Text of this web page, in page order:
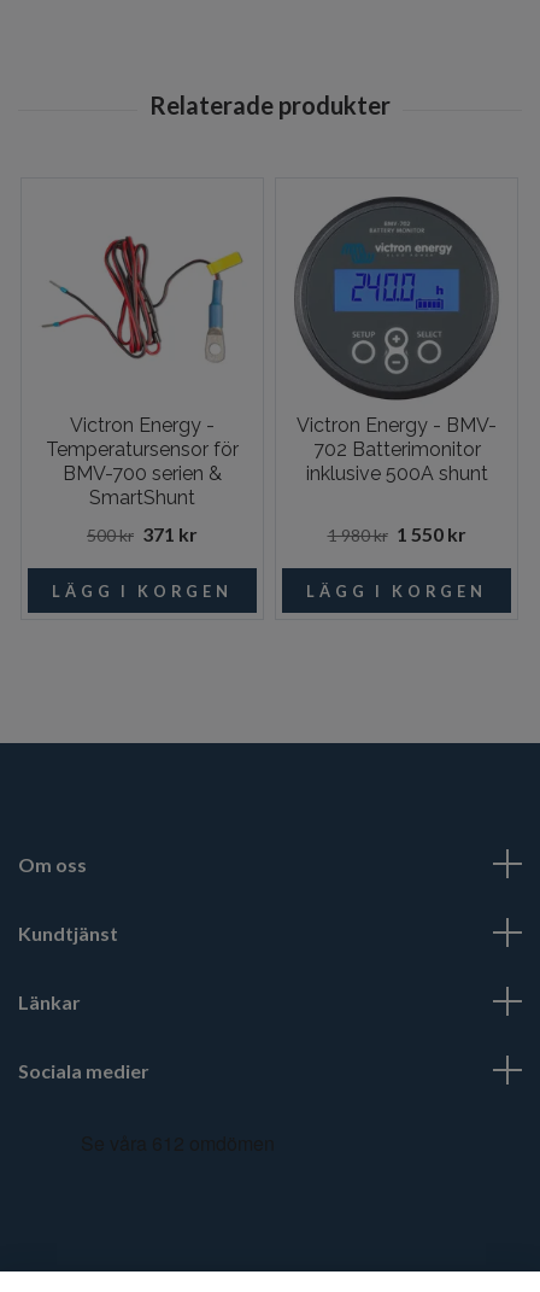
Victron Energy -
Temperatursensor för
BMV-700 serien &
SmartShunt
500 kr 371 kr
Victron Energy - BMV-
702 Batterimonitor
inklusive 500A shunt
1 980 kr 1 550 kr
Om oss
Kundtjänst
Länkar
Sociala medier